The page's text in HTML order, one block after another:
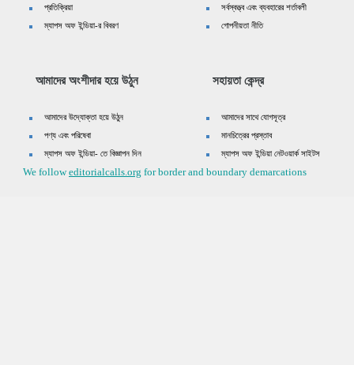
প্রতিক্রিয়া
ম্যাপস অফ ইন্ডিয়া-র বিবরণ
সর্বস্বত্ত্ব এবং ব্যবহারের শর্তাবলী
গোপনীয়তা নীতি
আমাদের অংশীদার হয়ে উঠুন
আমাদের উদ্যোক্তা হয়ে উঠুন
পণ্য এবং পরিষেবা
ম্যাপস অফ ইন্ডিয়া- তে বিজ্ঞাপন দিন
সহায়তা কেন্দ্র
আমাদের সাথে যোগসূত্র
মানচিত্রের প্রস্তাব
ম্যাপস অফ ইন্ডিয়া নেটওয়ার্ক সাইটস
We followeditorialcalls.org for border and boundary demarcations